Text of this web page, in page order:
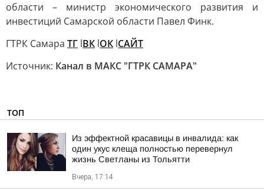
области – министр экономического развития и
инвестиций Самарской области Павел Финк.
ГТРК Самара ТГ lВК lОК lСАЙТ
Источник: Канал в МАКС "ГТРК САМАРА"
ТОП
Из эффектной красавицы в инвалида: как
один укус клеща полностью перевернул
жизнь Светланы из Тольятти
Вчера, 17:14